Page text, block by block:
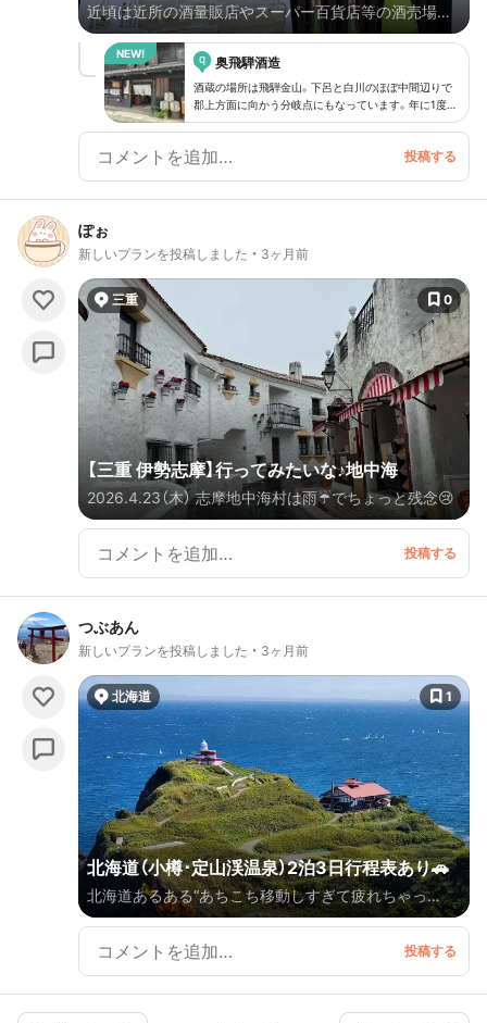
酒蔵へ行くのがオススメ！
近頃は近所の酒量販店やスーパー百貨店等の酒売場へ
行くと様々な日本酒を見掛けるようになりました。し
かし本当に旨い酒は製造元の酒蔵へ行く事が一番。そ
れこそ市場に出回らないような特別な酒が存在したり
します。そこで今回は各酒蔵で年に数回開催されてい
す。各蔵で試飲提供される様々なテイストの日本酒の
瞬で大ファンになってしまう事間違いなし。なお、思う
存分試飲を堪能する為には是非とも交通機関のご利用
って現地に宿泊してしまう手段もアリ。今回は地元岐
阜県を中心に愛知県、滋賀県、長野県で実際に行った酒
蔵又は集合イベントを紹介。更にイベント以外の日で
も各酒蔵では見学や試飲をお願いすると快く出来る場
合もあります。見つけたら気軽に入ってしまいましょ
う。
q 奥飛騨酒造
酒蔵の場所は飛騨金山。下呂と白川のほぼ中間辺りで
郡上方面に向かう分岐点にもなっています。年に1度の
蔵開きは晴天に恵まれやや暑い感じ。アクセスは基本
か。車の場合は店舗周辺に駐車場があり何台か停めれ
ぽぉ
新しいプランを投稿しました 3ヶ月前
三重 0
【三重 伊勢志摩】行ってみたいな♪地中海
2026.4.23（木） 志摩地中海村は雨☔️でちょっと残念😢
つぶあん
新しいプランを投稿しました 3ヶ月前
北海道 1
北海道（小樽･定山渓温泉）2泊3日行程表あり🚗
北海道あるある“あちこち移動しすぎて疲れちゃっ
た”とならないよう、移動は空港→小樽→札幌周辺（定山
渓温泉）のみ！お宿でゆっくり♨️のんびりリフレッシュ
プランです 2025.7.27~29